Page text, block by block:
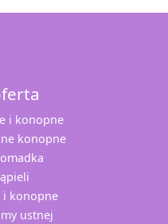
i konopne
konopne
i konopne
ustnej